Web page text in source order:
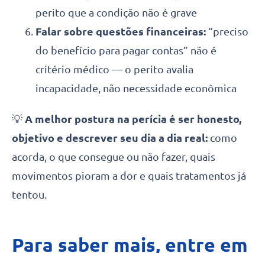
perito que a condição não é grave
Falar sobre questões financeiras: “preciso
do benefício para pagar contas” não é
critério médico — o perito avalia
incapacidade, não necessidade econômica
💡 A melhor postura na perícia é ser honesto,
objetivo e descrever seu dia a dia real: como
acorda, o que consegue ou não fazer, quais
movimentos pioram a dor e quais tratamentos já
tentou.
Para saber mais, entre em